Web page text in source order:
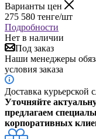
Варианты цен
275 580 тенге/шт
Подробности
Нет в наличии
Под заказ
Наши менеджеры
условия заказа
Доставка курьерской
Уточняйте
предлагаем
корпоративных